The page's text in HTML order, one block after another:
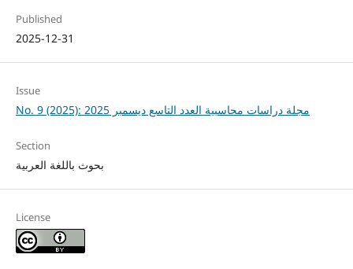
Published
2025-12-31
Issue
No. 9 (2025): مجلة دراسات محاسبية العدد التاسع ديسمبر 2025
Section
بحوث باللغة العربية
License